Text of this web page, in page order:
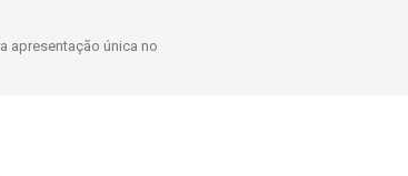
única no Viaje Pelo Mundo: Guia Completo para